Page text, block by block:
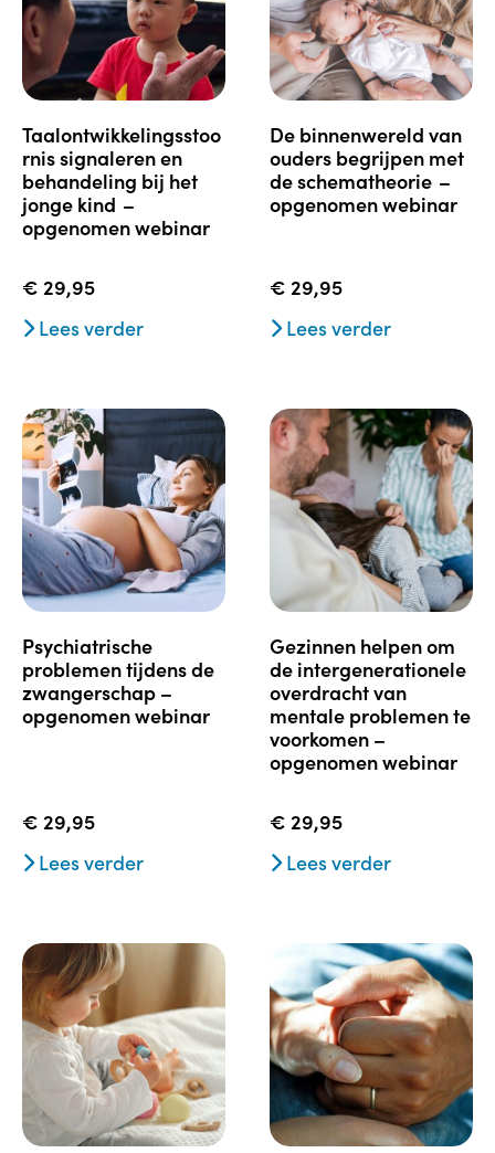
taalontwikkelingsstoo
rnis signaleren en
behandeling bij het
jonge kind –
opgenomen webinar
€ 29,95
Lees verder
de binnenwereld van
ouders begrijpen met
de schematheorie –
opgenomen webinar
€ 29,95
Lees verder
psychiatrische
problemen tijdens de
zwangerschap –
opgenomen webinar
€ 29,95
Lees verder
gezinnen helpen om
de intergenerationele
overdracht van
mentale problemen te
voorkomen –
opgenomen webinar
€ 29,95
Lees verder